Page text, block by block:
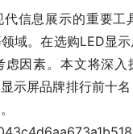
代信息展示的重要工
域。在选购LED显
虑因素。本文将深入
示屏品牌排行前十